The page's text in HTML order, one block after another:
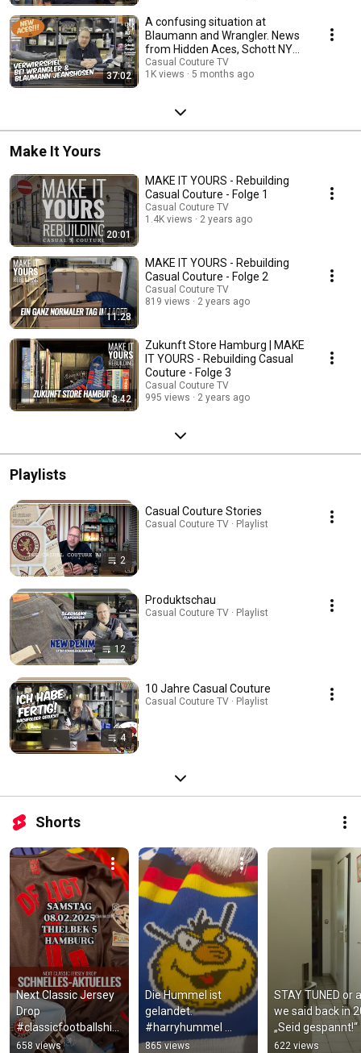
37:02
A confusing situation at
Blaumann and Wrangler. News
from Hidden Aces, Schott NYC
and more.
Casual Couture TV
1K views
5 months ago
Make It Yours
20:01
MAKE IT YOURS - Rebuilding
Casual Couture - Folge 1
Casual Couture TV
1.4K views
2 years ago
11:28
MAKE IT YOURS - Rebuilding
Casual Couture - Folge 2
Casual Couture TV
819 views
2 years ago
8:42
Zukunft Store Hamburg | MAKE
IT YOURS - Rebuilding Casual
Couture - Folge 3
Casual Couture TV
995 views
2 years ago
Playlists
2
Casual Couture Stories
Casual Couture TV · Playlist
12
Produktschau
Casual Couture TV · Playlist
4
10 Jahre Casual Couture
Casual Couture TV · Playlist
Shorts
Next Classic Jersey
Drop
#classicfootballshirt
s
658 views
Die Hummel ist
gelandet.
#harryhummel
#casualcouture
865 views
STAY TUNED or
we said back in
„Seid gespannt!“
Cheers!
622 views